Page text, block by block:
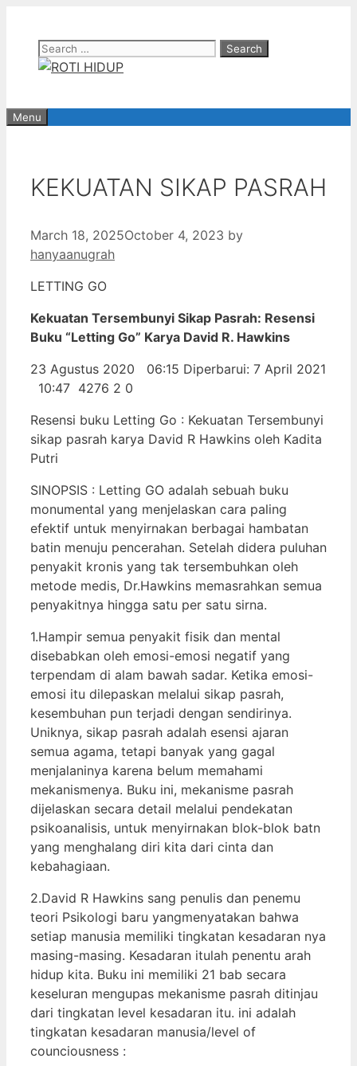
contentSearch
for:
Menu
KEKUATAN SIKAP PASRAH
March 18, 2025October 4, 2023 by
hanyaanugrah
LETTING GO
Kekuatan Tersembunyi Sikap Pasrah: Resensi
Buku “Letting Go” Karya David R. Hawkins
23 Agustus 2020 06:15 Diperbarui: 7 April 2021
10:47 4276 2 0
Resensi buku Letting Go : Kekuatan Tersembunyi
sikap pasrah karya David R Hawkins oleh Kadita
Putri
SINOPSIS : Letting GO adalah sebuah buku
monumental yang menjelaskan cara paling
efektif untuk menyirnakan berbagai hambatan
batin menuju pencerahan. Setelah didera puluhan
penyakit kronis yang tak tersembuhkan oleh
metode medis, Dr.Hawkins memasrahkan semua
penyakitnya hingga satu per satu sirna.
1.Hampir semua penyakit fisik dan mental
disebabkan oleh emosi-emosi negatif yang
terpendam di alam bawah sadar. Ketika emosi-
emosi itu dilepaskan melalui sikap pasrah,
kesembuhan pun terjadi dengan sendirinya.
Uniknya, sikap pasrah adalah esensi ajaran
semua agama, tetapi banyak yang gagal
menjalaninya karena belum memahami
mekanismenya. Buku ini, mekanisme pasrah
dijelaskan secara detail melalui pendekatan
psikoanalisis, untuk menyirnakan blok-blok batn
yang menghalang diri kita dari cinta dan
kebahagiaan.
2.David R Hawkins sang penulis dan penemu
teori Psikologi baru yangmenyatakan bahwa
setiap manusia memiliki tingkatan kesadaran nya
masing-masing. Kesadaran itulah penentu arah
hidup kita. Buku ini memiliki 21 bab secara
keseluran mengupas mekanisme pasrah ditinjau
dari tingkatan level kesadaran itu. ini adalah
tingkatan kesadaran manusia/level of
counciousness :